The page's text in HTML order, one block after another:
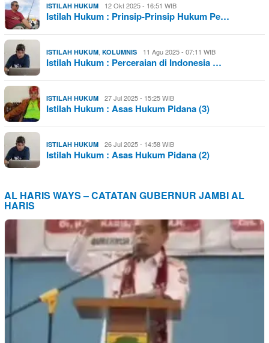
ISTILAH HUKUM 12 Okt 2025 - 16:51 WIB
Istilah Hukum : Prinsip-Prinsip Hukum Pe…
ISTILAH HUKUM, KOLUMNIS 11 Agu 2025 - 07:11 WIB
Istilah Hukum : Perceraian di Indonesia …
ISTILAH HUKUM 27 Jul 2025 - 15:25 WIB
Istilah Hukum : Asas Hukum Pidana (3)
ISTILAH HUKUM 26 Jul 2025 - 14:58 WIB
Istilah Hukum : Asas Hukum Pidana (2)
AL HARIS WAYS – CATATAN GUBERNUR JAMBI AL
HARIS